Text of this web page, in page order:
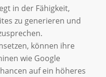
in der Fähigkeit,
zu generieren und
können ihre
wie Google
auf ein höheres